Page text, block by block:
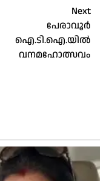
Next
പേരാവൂർ
ഐ.ടി.ഐ.യിൽ
വനമഹോത്സവം